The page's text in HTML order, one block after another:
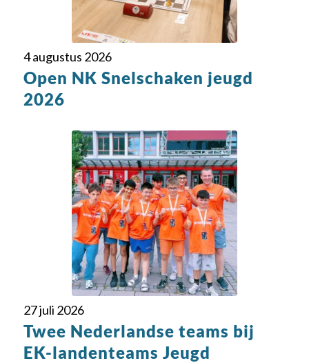
4 augustus 2026
Open NK Snelschaken jeugd
2026
27 juli 2026
Twee Nederlandse teams bij
EK-landenteams Jeugd